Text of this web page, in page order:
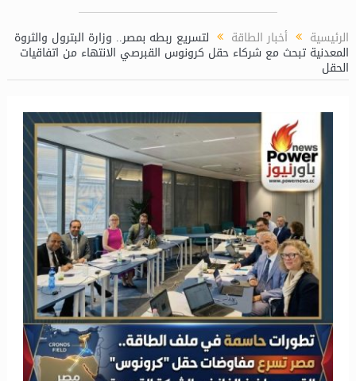
الرئيسية أخبار الطاقة لتسريع ربطه بمصر.. وزارة البترول والثروة
المعدنية تبحث مع شركاء حقل كرونوس القبرصي الانتهاء من اتفاقيات
الحقل